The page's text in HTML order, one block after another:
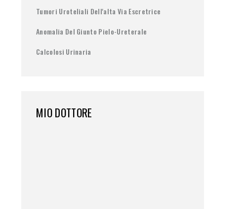
Tumori Uroteliali Dell'alta Via Escretrice
Anomalia Del Giunto Pielo-Ureterale
Calcolosi Urinaria
MIO DOTTORE